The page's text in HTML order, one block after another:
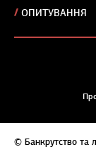
ОПИТУВАННЯ
© Банкрутство та